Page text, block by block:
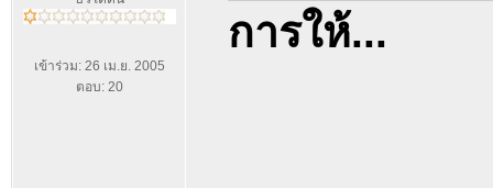
เข้าร่วม: 26 เม.ย. 2005
ตอบ: 20
การให้...